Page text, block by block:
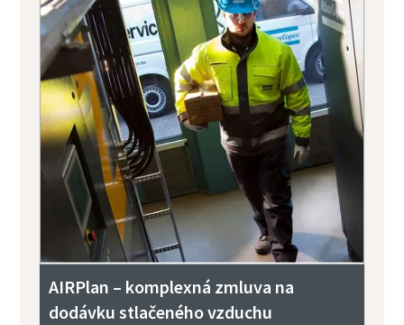
AIRPlan – komplexná zmluva na
dodávku stlačeného vzduchu